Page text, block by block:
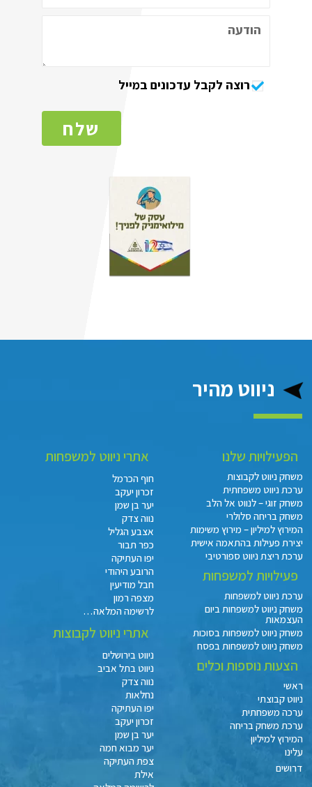
רוצה לקבל עדכונים במייל
שלח
ניווט מהיר
הפעילויות שלנו
משחק ניווט לקבוצות
ערכת ניווט משפחתית
משחק זוגי – לנווט אל הלב
משחק בריחה סלולרי
המירוץ למיליון – מירוץ משימות
יצירת פעילות בהתאמה אישית
ערכת ריצת ניווט ספורטיבי
פעילויות למשפחות
ערכת ניווט למשפחות
משחק ניווט למשפחות ביום
העצמאות
משחק ניווט למשפחות בסוכות
משחק ניווט למשפחות בפסח
הצעות נוספות וכלים
ראשי
ניווט קבוצתי
ערכה משפחתית
ערכת משחק בריחה
המירוץ למיליון
עלינו
דרושים
אתרי ניווט למשפחות
חוף הכרמל
זכרון יעקב
יער בן שמן
נווה צדק
אצבע הגליל
כפר תבור
יפו העתיקה
הרובע היהודי
חבל מודיעין
מצפה רמון
לרשימה המלאה…
אתרי ניווט לקבוצות
ניווט בירושלים
ניווט בתל אביב
נווה צדק
נחלאות
יפו העתיקה
זכרון יעקב
יער בן שמן
יער מבוא חמה
צפת העתיקה
אילת